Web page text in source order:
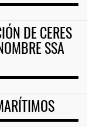
DE CERES
SSA